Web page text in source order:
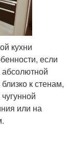
кухни
если
к стенам,
или на